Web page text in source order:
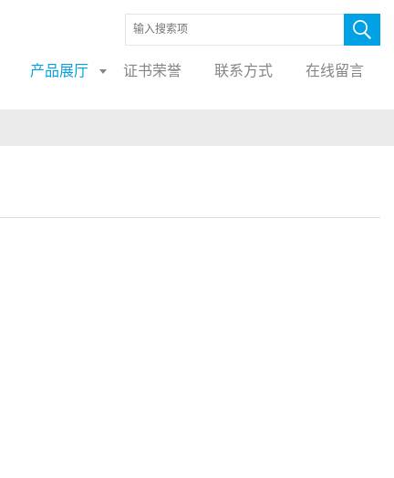
产品展厅 证书荣誉 联系方式 在线留言